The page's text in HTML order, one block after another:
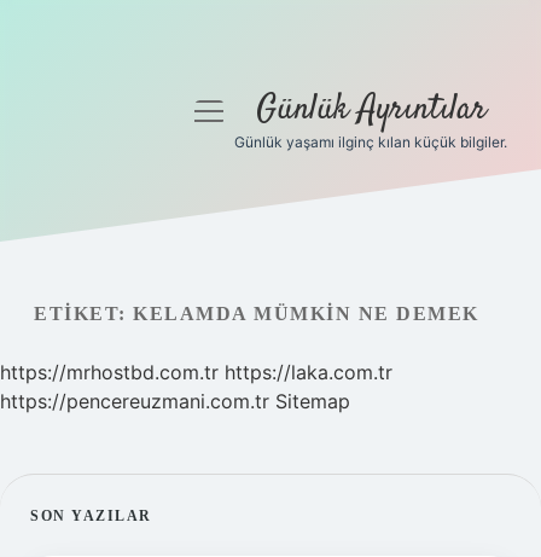
Gizlilik Politikası
menüyüGünlük Ayrıntılar
Günlük yaşamı ilginç kılan küçük bilgiler.
ETIKET: KELAMDA MÜMKIN NE DEMEK
https://mrhostbd.com.tr https://laka.com.tr
https://pencereuzmani.com.tr Sitemap
SIDEBAR
SON YAZILAR